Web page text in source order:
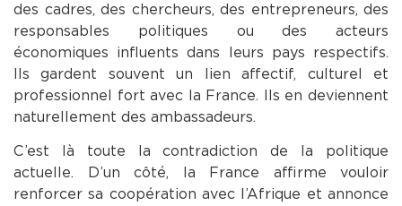
des cadres, des chercheurs, des entrepreneurs, des
responsables politiques ou des acteurs
économiques influents dans leurs pays respectifs.
Ils gardent souvent un lien affectif, culturel et
professionnel fort avec la France. Ils en deviennent
naturellement des ambassadeurs.
C’est là toute la contradiction de la politique
actuelle. D’un côté, la France affirme vouloir
renforcer sa coopération avec l’Afrique et annonce